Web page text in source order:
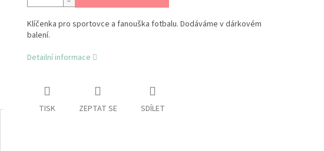
Klíčenka pro sportovce a fanouška fotbalu. Dodáváme v dárkovém
balení.
Detailní informace
TISK ZEPTAT SE SDÍLET